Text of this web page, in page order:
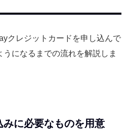
クレジットカードを申し込んで
うになるまでの流れを解説しま
みに必要なものを用意